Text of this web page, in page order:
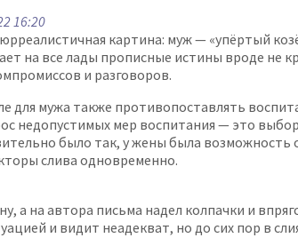
16:20
картина: муж — «упёртый
на все лады прописные истины вроде не
и разговоров.
для мужа также противопоставлять
недопустимых мер воспитания — это
было так, у жены была возможность
слива одновременно.
а на автора письма надел колпачки и
и видит неадекват, но до сих пор в